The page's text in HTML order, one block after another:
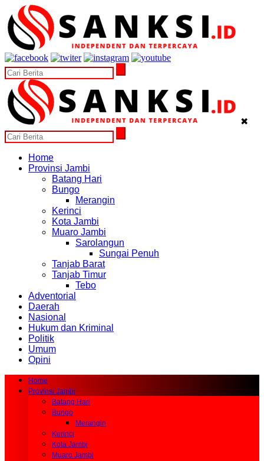
✖
Home
Provinsi Jambi
Batang Hari
Bungo
Merangin
Kerinci
Kota Jambi
Muaro Jambi
Sarolangun
Sungai Penuh
Tanjab Barat
Tanjab Timur
Tebo
Adventorial
Daerah
Nasional
Hukum dan Kriminal
Politik
Umum
Opini
Home
Provinsi Jambi
Batang Hari
Bungo
Merangin
Kerinci
Kota Jambi
Muaro Jambi